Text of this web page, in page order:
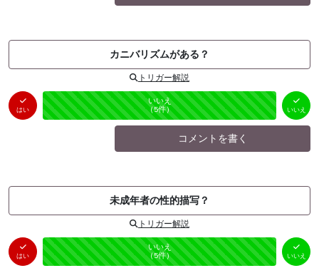
カニバリズムがある？
トリガー解説
はい
はい
（0件）
未投票
いいえ
（5件） いいえ
コメントを書く
未成年者の性的描写？
トリガー解説
はい
はい
（0件）
未投票
いいえ
（5件） いいえ